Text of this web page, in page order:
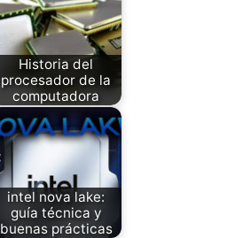
Historia del
procesador de la
computadora
intel nova lake:
guía técnica y
buenas prácticas